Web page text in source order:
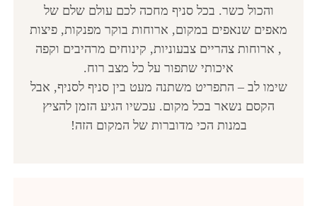
והכול כשר. בכל סניף מחכה לכם עולם שלם של
מאפים שנאפים במקום, ארוחות בוקר מפנקות, פיצות
, ארוחות צהריים צבעוניות, קינוחים מרהיבים וקפה
איכותי שתפור על כל מצב רוח.
שימו לב – התפריט משתנה מעט בין סניף לסניף, אבל
הקסם נשאר בכל מקום. עכשיו הגיע הזמן להציץ
במנות הכי מדוברות של המקום הזה!